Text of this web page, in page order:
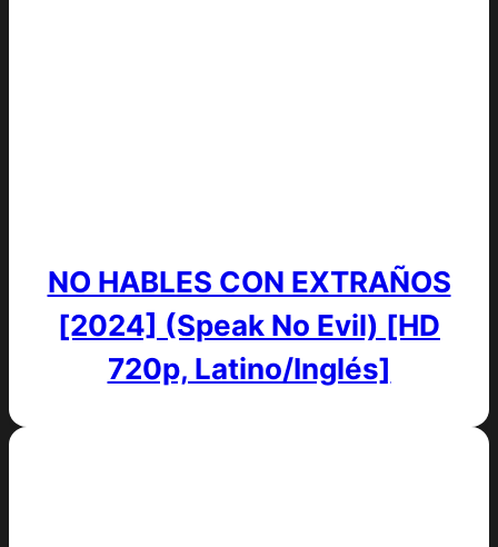
NO HABLES CON EXTRAÑOS
[2024] (Speak No Evil) [HD
720p, Latino/Inglés]